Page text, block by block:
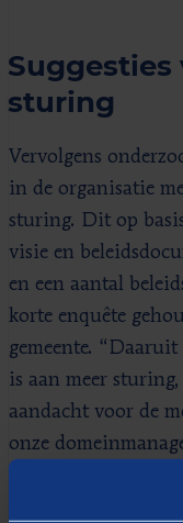
sturing
Vervolgens
in de organisatie
sturing. Dit op
visie en
en een aantal
korte enquête
gemeente.
is aan meer
aandacht voor de
onze
verklaart
gesprek